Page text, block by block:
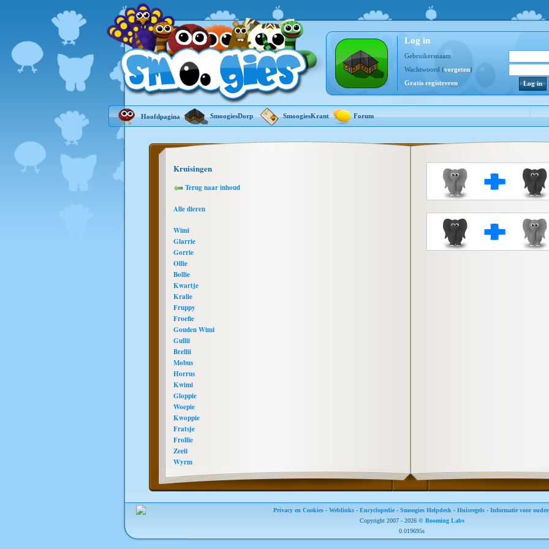
Log in
Gebruikersnaam
Wachtwoord (vergeten)
Gratis registreren
Hoofdpagina SmoogiesDorp SmoogiesKrant Forum
Kruisingen
Terug naar inhoud
Alle dieren
Wimi
Glarrie
Gorrie
Ollie
Bollie
Kwartje
Kralie
Fruppy
Froefie
Gouden Wimi
Gullii
Brellii
Mobus
Horrus
Kwimi
Gloppie
Woepie
Kwoppie
Fratsje
Frollie
Zeeii
Wyrm
Privacy en Cookies- Weblinks- Encyclopedie- Smoogies Helpdesk - Huisregels- Informatie voor
Copyright 2007 - 2026 © Booming Labs
0.019695s